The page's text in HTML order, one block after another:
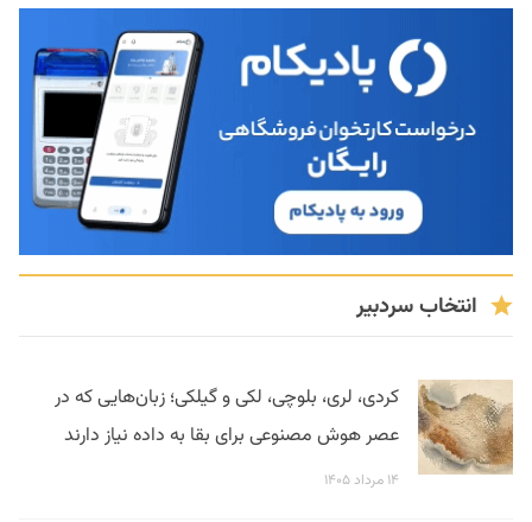
انتخاب سردبیر
کردی، لری، بلوچی، لکی و گیلکی؛ زبان‌هایی که در
عصر هوش مصنوعی برای بقا به داده نیاز دارند
۱۴ مرداد ۱۴۰۵